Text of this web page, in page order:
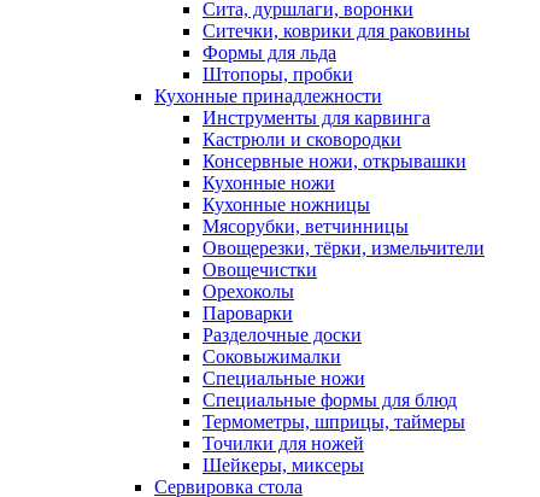
Сита, дуршлаги, воронки
Ситечки, коврики для раковины
Формы для льда
Штопоры, пробки
Кухонные принадлежности
Инструменты для карвинга
Кастрюли и сковородки
Консервные ножи, открывашки
Кухонные ножи
Кухонные ножницы
Мясорубки, ветчинницы
Овощерезки, тёрки, измельчители
Овощечистки
Орехоколы
Пароварки
Разделочные доски
Соковыжималки
Специальные ножи
Специальные формы для блюд
Термометры, шприцы, таймеры
Точилки для ножей
Шейкеры, миксеры
Сервировка стола